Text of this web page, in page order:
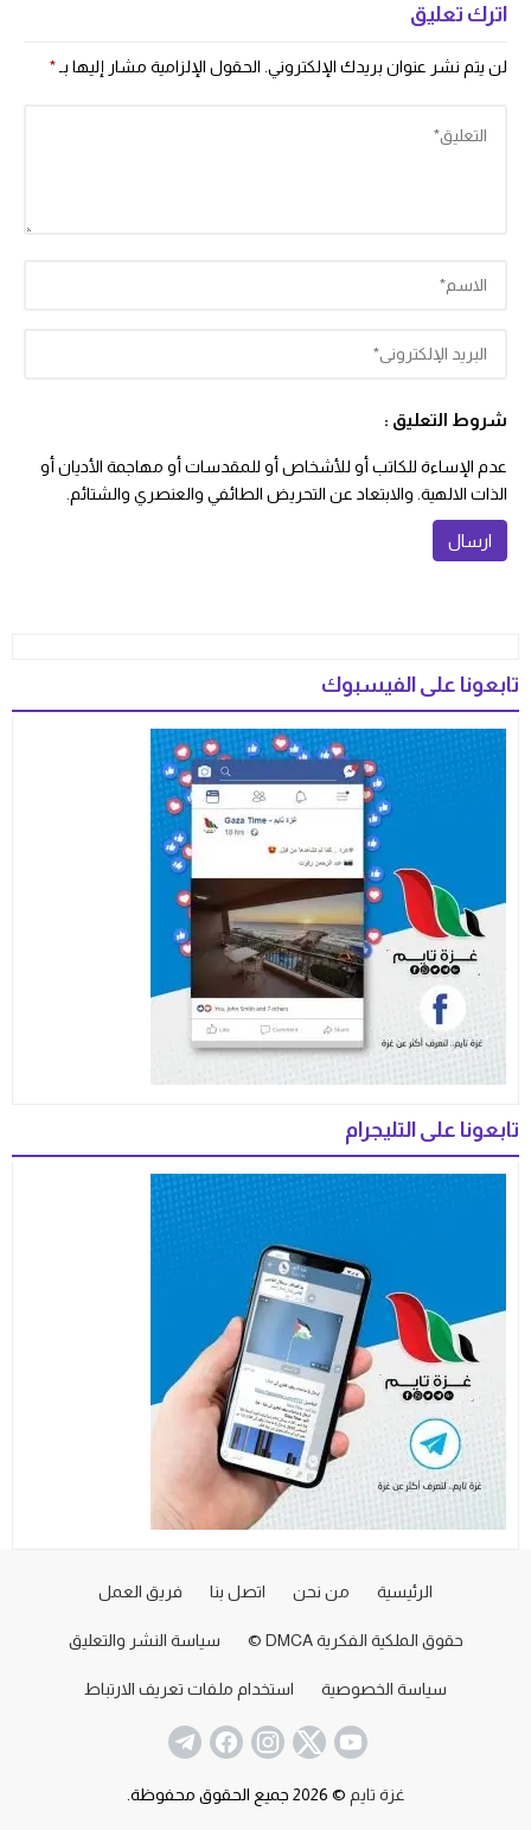
اترك تعليق
لن يتم نشر عنوان بريدك الإلكتروني. الحقول الإلزامية مشار إليها بـ *
شروط التعليق :
عدم الإساءة للكاتب أو للأشخاص أو للمقدسات أو مهاجمة الأديان أو
الذات الالهية. والابتعاد عن التحريض الطائفي والعنصري والشتائم.
تابعونا على الفيسبوك
تابعونا على التليجرام
الرئيسية من نحن اتصل بنا فريق العمل
حقوق الملكية الفكرية DMCA © سياسة النشر والتعليق
سياسة الخصوصية استخدام ملفات تعريف الارتباط
غزة تايم © 2026 جميع الحقوق محفوظة.